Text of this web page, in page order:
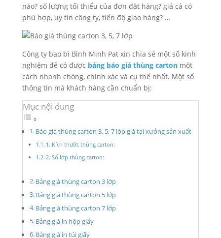
nào? số lượng tối thiểu của đơn đặt hàng? giá cả có
phù hợp, uy tín công ty, tiến độ giao hàng? …
Công ty bao bì Bình Minh Pat xin chia sẻ một số kinh
nghiệm để có được bảng báo giá thùng cartonmột
cách nhanh chóng, chính xác và cụ thể nhất. Một số
thông tin mà khách hàng cần chuẩn bị:
Mục nội dung
Báo giá thùng carton 3, 5, 7 lớp giá tại xưởng sản xuất
1. Kích thước thùng carton:
2. Số lớp thùng carton:
Bảng giá thùng carton 3 lớp
Bảng giá thùng carton 5 lớp
Bảng giá thùng carton 7 lớp
Bảng giá in hộp giấy
Bảng giá in túi giấy